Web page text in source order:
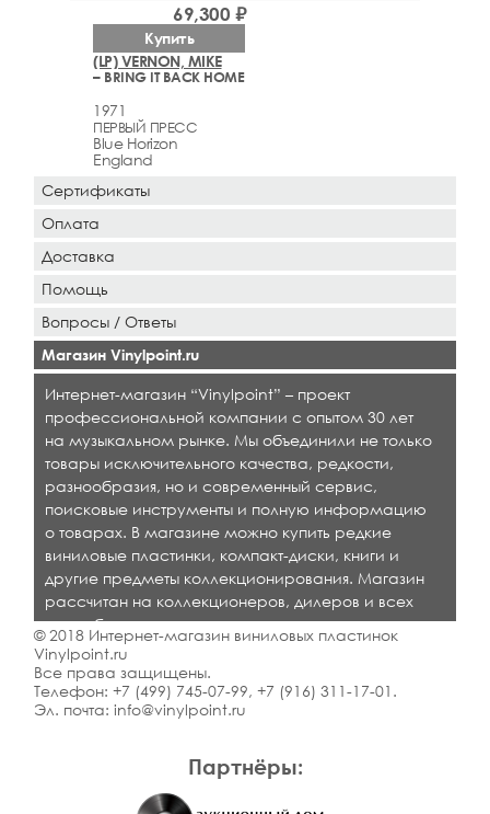
(LP) VERNON, MIKE
– BRING IT BACK HOME
1971
ПЕРВЫЙ ПРЕСС
Blue Horizon
England
69,300 ₽
Купить
Партнёры:
Сертификаты
Оплата
Доставка
Помощь
Вопросы / Ответы
Магазин Vinylpoint.ru
Интернет-магазин “Vinylpoint” – проект
профессиональной компании с опытом 30 лет
на музыкальном рынке. Мы объединили не только
товары исключительного качества, редкости,
разнообразия, но и современный сервис,
поисковые инструменты и полную информацию
о товарах. В магазине можно купить редкие
виниловые пластинки, компакт-диски, книги и
другие предметы коллекционирования. Магазин
рассчитан на коллекционеров, дилеров и всех
кто любит качественную музыку.
© 2018 Интернет-магазин виниловых пластинок
Vinylpoint.ru
Все права защищены.
Телефон: +7 (499) 745-07-99, +7 (916) 311-17-01 .
Эл. почта: info@vinylpoint.ru